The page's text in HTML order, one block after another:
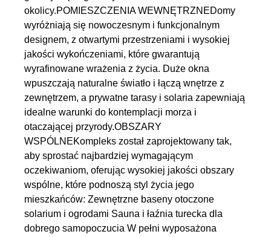
okolicy.POMIESZCZENIA WEWNĘTRZNEDomy
wyróżniają się nowoczesnym i funkcjonalnym
designem, z otwartymi przestrzeniami i wysokiej
jakości wykończeniami, które gwarantują
wyrafinowane wrażenia z życia. Duże okna
wpuszczają naturalne światło i łączą wnętrze z
zewnętrzem, a prywatne tarasy i solaria zapewniają
idealne warunki do kontemplacji morza i
otaczającej przyrody.OBSZARY
WSPÓLNEKompleks został zaprojektowany tak,
aby sprostać najbardziej wymagającym
oczekiwaniom, oferując wysokiej jakości obszary
wspólne, które podnoszą styl życia jego
mieszkańców: Zewnętrzne baseny otoczone
solarium i ogrodami Sauna i łaźnia turecka dla
dobrego samopoczucia W pełni wyposażona